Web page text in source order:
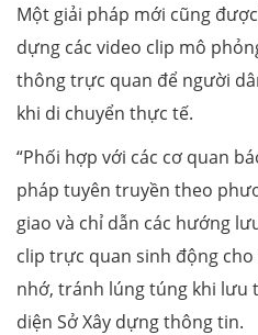
Một giải pháp mới cũng
dựng các video clip mô
thông trực quan để người
khi di chuyển thực tế.
“Phối hợp với các cơ quan
pháp tuyên truyền theo
giao và chỉ dẫn các hướng
clip trực quan sinh động
nhớ, tránh lúng túng khi lưu
diện Sở Xây dựng thông tin.